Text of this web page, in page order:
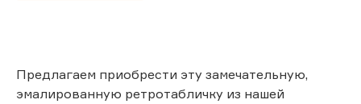
Предлагаем приобрести эту замечательную,
эмалированную ретротабличку из нашей